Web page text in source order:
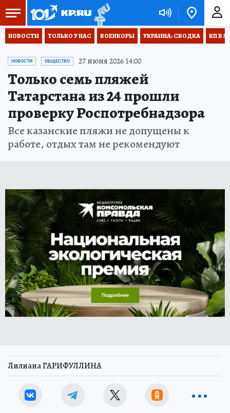
НОВОСТИ ТОЛЬКО У НАС ВОЕНКОРЫ УКРАИНА: СВОДКА КП В
НОВОСТИ ОБЩЕСТВО 27 июня 2026 14:00
Только семь пляжей
Татарстана из 24 прошли
проверку Роспотребнадзора
Все казанские пляжи не допущены к
работе, отдых там не рекомендуют
Лилиана ГАРИФУЛЛИНА